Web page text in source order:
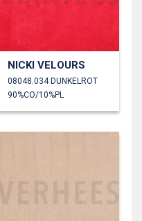
NICKI VELOURS
08048.034 DUNKELROT
90%CO/10%PL